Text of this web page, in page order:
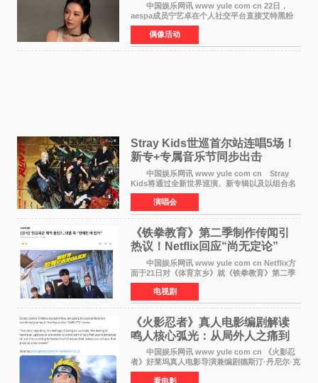
中国娱乐网讯 www yule com cn 22日，
aespa成员宁艺卓在个人社交平台直接艾特黑粉
账号，正面喊话回应长期以来的恶意攻击，引发
广泛关注。 宁艺卓在文中表示，自己早已注
意到部分网友持续
偶像活动
Stray Kids世巡首尔站连唱5场！
新专+专属音乐节同步出击
中国娱乐网讯 www yule com cn Stray
Kids将通过全新世界巡演、新专辑以及以组合名
义打造的专属音乐节等一系列全球活动，开启事
业发展的全新篇章。 Stray Kids将于7月25日
至26日、29日
演唱会
《铁拳教育》第二季制作传闻引
热议！Netflix回应“尚无定论”
中国娱乐网讯 www yule com cn Netflix方
面于21日对《体育京乡》就《铁拳教育》第二季
制作传闻划清界限，表示尚无定论。然而，业界
却有传闻称已就《铁拳教育》第二季的制作展开
了讨论——《
电视剧
《火影忍者》真人电影编剧解读
鸣人核心弧光：从局外人之痛到
自我觉醒
中国娱乐网讯 www yule com cn 《火影忍
者》好莱坞真人电影导演兼编剧德斯汀·丹尼尔·克
雷顿近日在采访中分享了对主角鸣人成长弧光的
看电影